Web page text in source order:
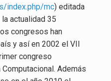
index.php/mc) editada
actualidad 35
congresos han
y así en 2002 el VII
congreso
Además